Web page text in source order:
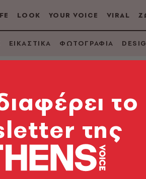
LOOK YOUR VOICE VIRAL
ΕΙΚΑΣΤΙΚΑ ΦΩΤΟΓΡΑΦΙΑ
το
της